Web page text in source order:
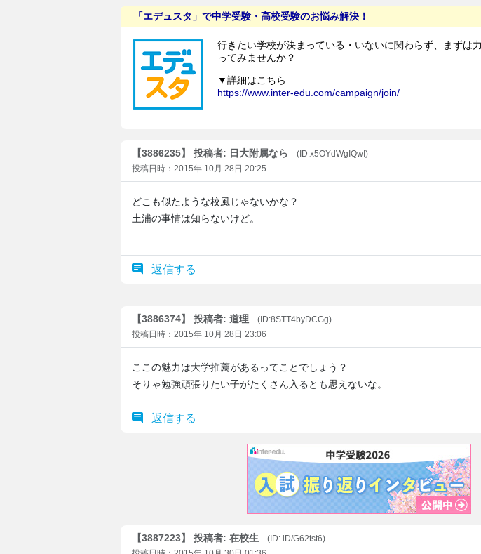
【3886235】 投稿者: 日大附属なら
(ID:x5OYdWgIQwI)
投稿日時：2015年 10月 28日 20:25
どこも似たような校風じゃないかな？
土浦の事情は知らないけど。
返信する
【3886374】 投稿者: 道理
(ID:8STT4byDCGg)
投稿日時：2015年 10月 28日 23:06
ここの魅力は大学推薦があるってことでしょう？
そりゃ勉強頑張りたい子がたくさん入るとも思えないな。
返信する
【3887223】 投稿者: 在校生
(ID:.iD/G62tst6)